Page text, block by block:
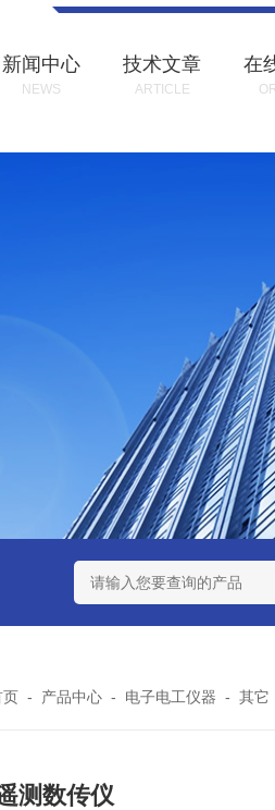
新闻中心
NEWS
技术文章
ARTICLE
在
GAXT手持式单一气体
页 - 产品中心 - 电子电工仪器 - 其它
测数传仪